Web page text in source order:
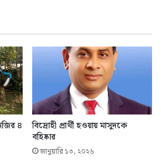
৪
বিদ্রোহী প্রার্থী হওয়ায় মাসুদকে
বহিষ্কার
জানুয়ারি ১৩, ২০২৬